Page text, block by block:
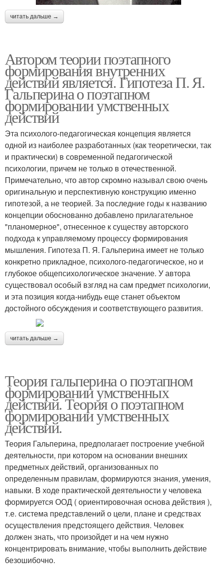
читать дальше →
Автором теории поэтапного
формирования внутренних
действий является. Гипотеза П. Я.
Гальперина о поэтапном
формировании умственных
действий
Эта психолого-педагогическая концепция является
одной из наиболее разработанных (как теоретически, так
и практически) в современной педагогической
психологии, причем не только в отечественной.
Примечательно, что автор скромно называл свою очень
оригинальную и перспективную конструкцию именно
гипотезой, а не теорией. За последние годы к названию
концепции обоснованно добавлено прилагательное
"планомерное", отнесенное к существу авторского
подхода к управляемому процессу формирования
мышления. Гипотеза П. Я. Гальперина имеет не только
конкретно прикладное, психолого-педагогическое, но и
глубокое общепсихологическое значение. У автора
существовал особый взгляд на сам предмет психологии,
и эта позиция когда-нибудь еще станет объектом
достойного обсуждения и соответствующего развития.
читать дальше →
Теория гальперина о поэтапном
формировании умственных
действий. Теория о поэтапном
формировании умственных
действий.
Теория Гальперина, предполагает построение учебной
деятельности, при котором на основании внешних
предметных действий, организованных по
определенным правилам, формируются знания, умения,
навыки. В ходе практической деятельности у человека
формируется ООД ( ориентировочная основа действия ),
т.е. система представлений о цели, плане и средствах
осуществления предстоящего действия. Человек
должен знать, что произойдет и на чем нужно
концентрировать внимание, чтобы выполнить действие
безошибочно.